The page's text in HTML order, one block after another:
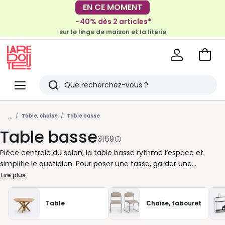
EN CE MOMENT
-30€ tous les 100€*
sur le meuble & la déco
-40% dès 2 articles*
sur le linge de maison et la literie
Menu
Redoute
Rechercher
Derniers
articles
vus
Voir
... Table, chaise Table basse
Table basse3169
Pièce centrale du salon, la table basse rythme l’espace et
simplifie le quotidien. Pour poser une tasse, garder une
télécommande à portée de main, exposer quelques beaux
livres ou accueillir un apéritif improvisé, elle suit tous vos
moments de vie. Chez La Redoute, nous vous proposons des
tables basses adaptées à chaque intérieur. Vous aimez les
lignes nettes et l’esprit actuel ? Misez sur une table basse en
Lire plus
Table Chaise, tabouret